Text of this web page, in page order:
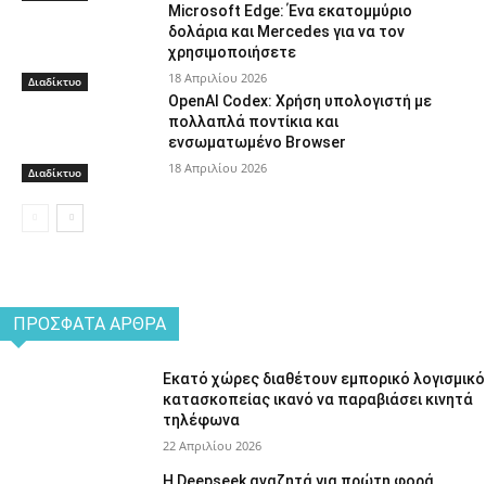
Διαδίκτυο
Microsoft Edge: Ένα εκατομμύριο
δολάρια και Mercedes για να τον
χρησιμοποιήσετε
18 Απριλίου 2026
Διαδίκτυο
OpenAI Codex: Χρήση υπολογιστή με
πολλαπλά ποντίκια και
ενσωματωμένο Browser
18 Απριλίου 2026
ΠΡΌΣΦΑΤΑ ΆΡΘΡΑ
Εκατό χώρες διαθέτουν εμπορικό λογισμικό
κατασκοπείας ικανό να παραβιάσει κινητά
τηλέφωνα
22 Απριλίου 2026